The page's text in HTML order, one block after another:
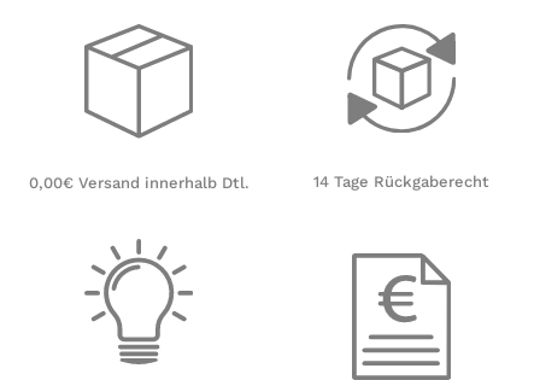
0,00€ Versand innerhalb Dtl. 14 Tage Rückgaberecht